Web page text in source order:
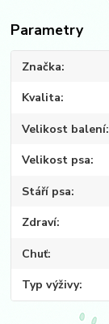
Parametry
Značka
Kvalita
Velikost balení
Velikost psa
Stáří psa
Zdraví
Chuť
Typ výživy